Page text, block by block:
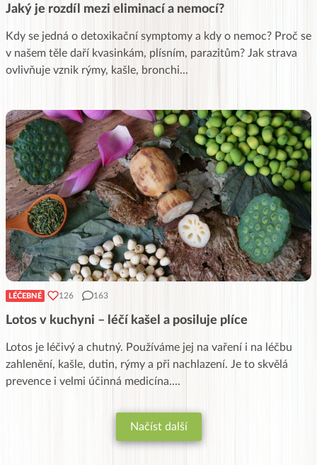
Jaký je rozdíl mezi eliminací a nemocí?
Kdy se jedná o detoxikační symptomy a kdy o nemoc? Proč se
v našem těle daří kvasinkám, plísním, parazitům? Jak strava
ovlivňuje vznik rýmy, kašle, bronchi...
LÉČEBNÉ 126 163
Lotos v kuchyni – léčí kašel a posiluje plíce
Lotos je léčivý a chutný. Používáme jej na vaření i na léčbu
zahlenění, kašle, dutin, rýmy a při nachlazení. Je to skvělá
prevence i velmi účinná medicína....
Načíst další